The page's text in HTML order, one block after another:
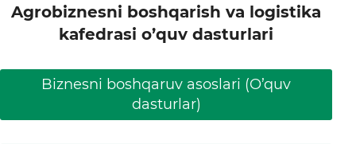
Agrobiznesni boshqarish va logistika
kafedrasi o’quv dasturlari
Biznesni boshqaruv asoslari (O’quv
dasturlar)